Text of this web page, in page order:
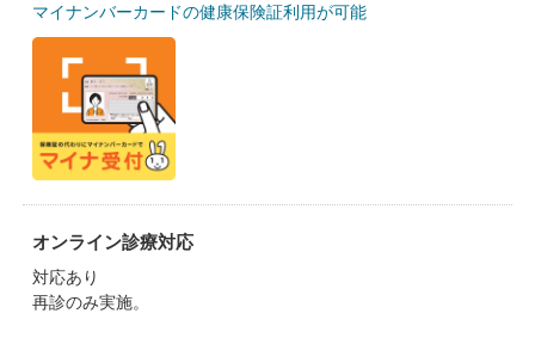
マイナンバーカードの健康保険証利用が可能
オンライン診療対応
対応あり
再診のみ実施。